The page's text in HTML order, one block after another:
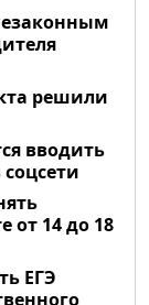
решили
вводить
от 14 до 18
ЕГЭ